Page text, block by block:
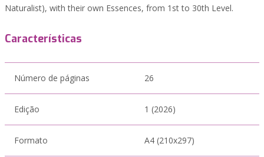
Naturalist), with their own Essences, from 1st to 30th Level.
Características
Número de páginas 26
Edição 1 (2026)
Formato A4 (210x297)